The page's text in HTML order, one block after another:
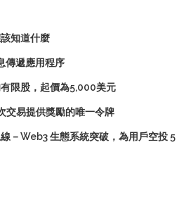
知道什麼
傳遞應用程序
限股，起價為5,000美元
交易提供獎勵的唯一令牌
－Web3 生態系統突破，為用戶空投 5